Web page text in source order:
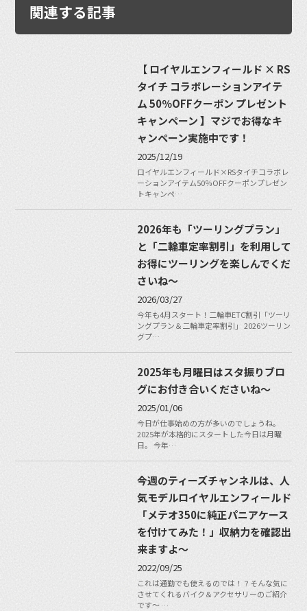
関連する記事
【 ロイヤルエンフィールド × RS
タイチ コラボレーションアイテ
ム 50％OFFクーポン プレゼント
キャンペーン 】マジでお得なキ
ャンペーン実施中です！
2025/12/19
ロイヤルエンフィールド×RSタイチコラボレ
ーションアイテム50％OFFクーポンプレゼン
トキャンペ…
2026年も「ツーリングプラン」
と「二輪車定率割引」を利用して
お得にツーリングを楽しんでくだ
さいね〜
2026/03/27
今年も4月スタート！二輪車ETC割引「ツーリ
ングプラン＆二輪車定率割引」 2026ツーリン
グプ…
2025年も月曜日はスタ振りブロ
グにお付き合いくださいね〜
2025/01/06
今日が仕事始めの方が多いのでしょうね。
2025年が本格的にスタートした今日は月曜
日。 今年…
今週のティーズチャンネルは、人
気モデルロイヤルエンフィールド
「メテオ350に純正パニアケース
を付けてみた！」収納力を確認出
来ますよ〜
2022/09/25
これは通勤でも使えるのでは！？そんな気に
させてくれるバイク＆アクセサリーのご紹介
です〜 …